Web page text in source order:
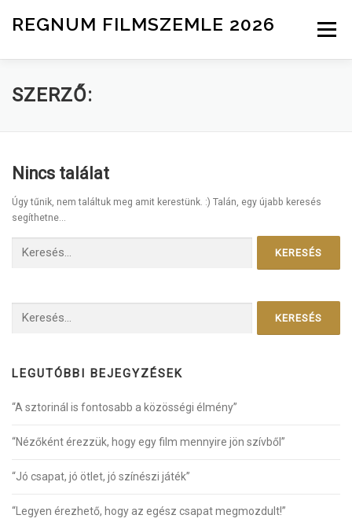
REGNUM FILMSZEMLE 2026 Menü
INFO ZSŰRI
SZERZŐ:
Nincs találat
Úgy tűnik, nem találtuk meg amit kerestünk. :) Talán, egy újabb keresés
segíthetne...
LEGUTÓBBI BEJEGYZÉSEK
“A sztorinál is fontosabb a közösségi élmény”
“Nézőként érezzük, hogy egy film mennyire jön szívből”
“Jó csapat, jó ötlet, jó színészi játék”
“Legyen érezhető, hogy az egész csapat megmozdult!”